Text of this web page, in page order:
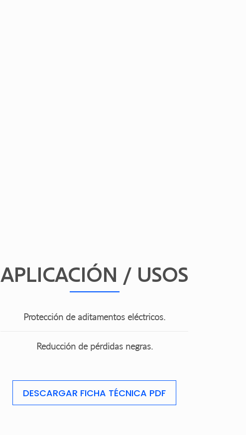
APLICACIÓN / USOS
Protección de aditamentos eléctricos.
Reducción de pérdidas negras.
DESCARGAR FICHA TÉCNICA PDF